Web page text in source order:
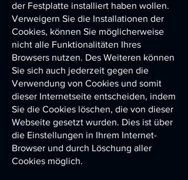
der Festplatte installiert haben wollen.
Verweigern Sie die Installationen der
Cookies, können Sie möglicherweise
nicht alle Funktionalitäten Ihres
Browsers nutzen. Des Weiteren können
Sie sich auch jederzeit gegen die
Verwendung von Cookies und somit
dieser Internetseite entscheiden, indem
Sie die Cookies löschen, die von dieser
Webseite gesetzt wurden. Dies ist über
die Einstellungen in Ihrem Internet-
Browser und durch Löschung aller
Cookies möglich.